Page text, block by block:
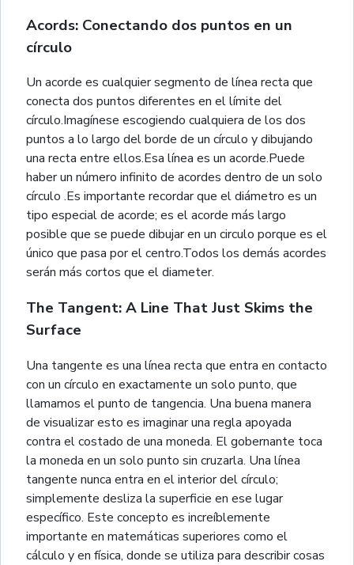
Acords: Conectando dos puntos en un
círculo
Un acorde es cualquier segmento de línea recta que
conecta dos puntos diferentes en el límite del
círculo.Imagínese escogiendo cualquiera de los dos
puntos a lo largo del borde de un círculo y dibujando
una recta entre ellos.Esa línea es un acorde.Puede
haber un número infinito de acordes dentro de un solo
círculo .Es importante recordar que el diámetro es un
tipo especial de acorde; es el acorde más largo
posible que se puede dibujar en un circulo porque es el
único que pasa por el centro.Todos los demás acordes
serán más cortos que el diameter.
The Tangent: A Line That Just Skims the
Surface
Una tangente es una línea recta que entra en contacto
con un círculo en exactamente un solo punto, que
llamamos el punto de tangencia. Una buena manera
de visualizar esto es imaginar una regla apoyada
contra el costado de una moneda. El gobernante toca
la moneda en un solo punto sin cruzarla. Una línea
tangente nunca entra en el interior del círculo;
simplemente desliza la superficie en ese lugar
específico. Este concepto es increíblemente
importante en matemáticas superiores como el
cálculo y en física, donde se utiliza para describir cosas